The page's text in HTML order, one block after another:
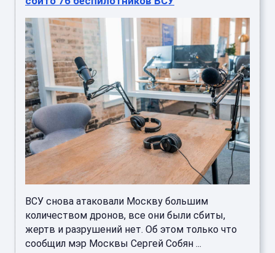
ВСУ снова атаковали Москву большим
количеством дронов, все они были сбиты,
жертв и разрушений нет. Об этом только что
сообщил мэр Москвы Сергей Собян ...